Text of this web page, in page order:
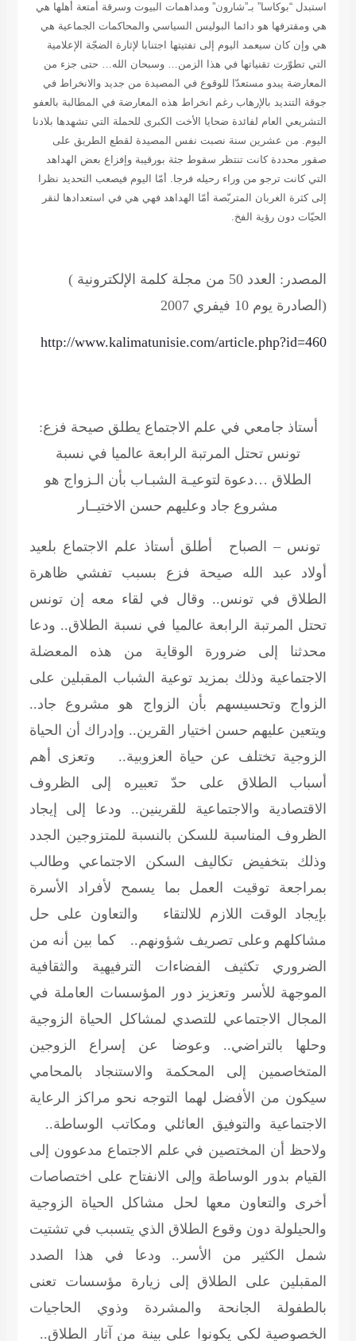
استبدل “بوكاسا” بـ”شارون” ومداهمات البيوت وسرقة أمتعة أهلها هي
هي ومقترفها هو دائما البوليس السياسي والمحاكمات الجماعية هي
هي وإن كان سيعمد اليوم إلى تفتيتها اجتنابا لإثارة الضجّة الإعلامية
التي تطوّرت تقنياتها في هذا الزمن… وسبحان الله… حتى جزء من
المعارضة يبدو مستعدّا للوقوع في المصيدة من جديد والانخراط في
جوقة التنديد بالإرهاب رغم انخراط هذه المعارضة في المطالبة بالعفو
التشريعي العام لفائدة ضحايا الأخت الكبرى للحملة التي تشهدها بلادنا
اليوم. من عشرين سنة نصبت نفس المصيدة لقطع الطريق على
صقور محددة كانت تنتظر سقوط جثة بورقيبة وإفزاع بعض الهداهد
التي كانت ترجو من وراء رحيله فرجا. أمّا اليوم فيصعب التحديد نظرا
إلى كثرة الغربان المتربّصة أمّا الهداهد فهي هي في استعدادها لنقر
الحيّات دون رؤية الفخ.
(المصدر: العدد 50 من مجلة كلمة الإلكترونية
الصادرة يوم 10 فيفري 2007)
http://www.kalimatunisie.com/article.php?id=460
أستاذ جامعي في علم الاجتماع يطلق صيحة فزع:
تونس تحتل المرتبة الرابعة عالميا في نسبة
الطلاق …دعوة لتوعيـة الشبـاب بأن الـزواج هو
مشروع جاد وعليهم حسن الاختيــار
تونس – الصباح أطلق أستاذ علم الاجتماع بلعيد
أولاد عبد الله صيحة فزع بسبب تفشي ظاهرة
الطلاق في تونس.. وقال في لقاء معه إن تونس
تحتل المرتبة الرابعة عالميا في نسبة الطلاق.. ودعا
محدثنا إلى ضرورة الوقاية من هذه المعضلة
الاجتماعية وذلك بمزيد توعية الشباب المقبلين على
الزواج وتحسيسهم بأن الزواج هو مشروع جاد..
ويتعين عليهم حسن اختيار القرين.. وإدراك أن الحياة
الزوجية تختلف عن حياة العزوبية.. وتعزى أهم
أسباب الطلاق على حدّ تعبيره إلى الظروف
الاقتصادية والاجتماعية للقرينين.. ودعا إلى إيجاد
الظروف المناسبة للسكن بالنسبة للمتزوجين الجدد
وذلك بتخفيض تكاليف السكن الاجتماعي وطالب
بمراجعة توقيت العمل بما يسمح لأفراد الأسرة
بإيجاد الوقت اللازم للالتقاء والتعاون على حل
مشاكلهم وعلى تصريف شؤونهم.. كما بين أنه من
الضروري تكثيف الفضاءات الترفيهية والثقافية
الموجهة للأسر وتعزيز دور المؤسسات العاملة في
المجال الاجتماعي للتصدي لمشاكل الحياة الزوجية
وحلها بالتراضي.. وعوضا عن إسراع الزوجين
المتخاصمين إلى المحكمة والاستنجاد بالمحامي
سيكون من الأفضل لهما التوجه نحو مراكز الرعاية
الاجتماعية والتوفيق العائلي ومكاتب الوساطة..
ولاحظ أن المختصين في علم الاجتماع مدعوون إلى
القيام بدور الوساطة وإلى الانفتاح على اختصاصات
أخرى والتعاون معها لحل مشاكل الحياة الزوجية
والحيلولة دون وقوع الطلاق الذي يتسبب في تشتيت
شمل الكثير من الأسر.. ودعا في هذا الصدد
المقبلين على الطلاق إلى زيارة مؤسسات تعنى
بالطفولة الجانحة والمشردة وذوي الحاجيات
الخصوصية لكي يكونوا على بينة من آثار الطلاق..